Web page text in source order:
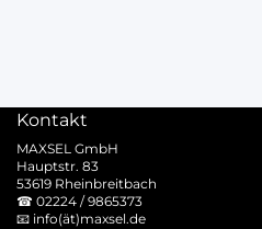
Kontakt
MAXSEL GmbH
Hauptstr. 83
53619 Rheinbreitbach
☎ 02224 / 9865373
📧 info(ät)maxsel.de